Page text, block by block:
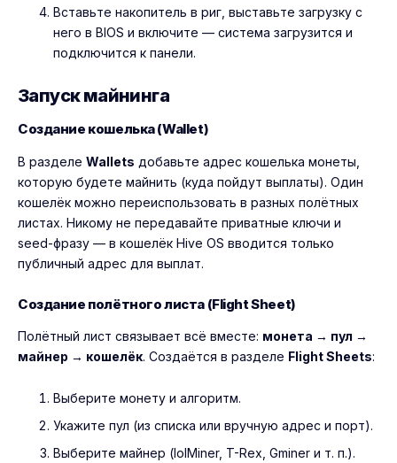
Вставьте накопитель в риг, выставьте загрузку с
него в BIOS и включите — система загрузится и
подключится к панели.
Запуск майнинга
Создание кошелька (Wallet)
В разделе Wallets добавьте адрес кошелька монеты,
которую будете майнить (куда пойдут выплаты). Один
кошелёк можно переиспользовать в разных полётных
листах. Никому не передавайте приватные ключи и
seed-фразу — в кошелёк Hive OS вводится только
публичный адрес для выплат.
Создание полётного листа (Flight Sheet)
Полётный лист связывает всё вместе: монета → пул →
майнер → кошелёк. Создаётся в разделе Flight Sheets:
Выберите монету и алгоритм.
Укажите пул (из списка или вручную адрес и порт).
Выберите майнер (lolMiner, T-Rex, Gminer и т. п.).